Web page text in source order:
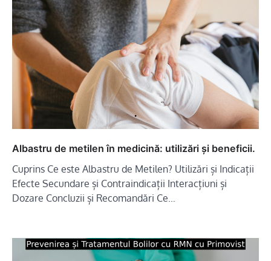
Albastru de metilen în medicină: utilizări și beneficii.
Cuprins Ce este Albastru de Metilen? Utilizări și Indicații
Efecte Secundare și Contraindicații Interacțiuni și
Dozare Concluzii și Recomandări Ce…